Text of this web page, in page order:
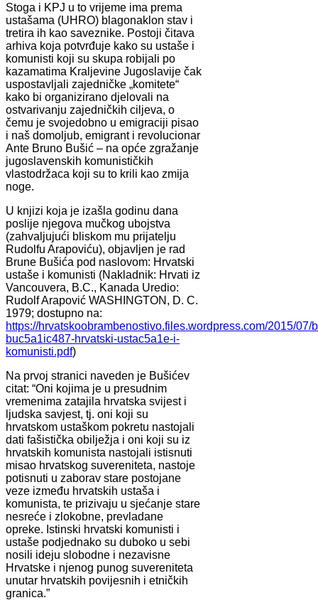
Stoga i KPJ u to vrijeme ima prema
ustašama (UHRO) blagonaklon stav i
tretira ih kao saveznike. Postoji čitava
arhiva koja potvrđuje kako su ustaše i
komunisti koji su skupa robijali po
kazamatima Kraljevine Jugoslavije čak
uspostavljali zajedničke „komitete“
kako bi organizirano djelovali na
ostvarivanju zajedničkih ciljeva, o
čemu je svojedobno u emigraciji pisao
i naš domoljub, emigrant i revolucionar
Ante Bruno Bušić – na opće zgražanje
jugoslavenskih komunističkih
vlastodržaca koji su to krili kao zmija
noge.
U knjizi koja je izašla godinu dana
poslije njegova mučkog ubojstva
(zahvaljujući bliskom mu prijatelju
Rudolfu Arapoviću), objavljen je rad
Brune Bušića pod naslovom: Hrvatski
ustaše i komunisti (Nakladnik: Hrvati iz
Vancouvera, B.C., Kanada Uredio:
Rudolf Arapović WASHINGTON, D. C.
1979; dostupno na:
https://hrvatskoobrambenostivo.files.wordpress.com/2015/07/
buc5a1ic487-hrvatski-ustac5a1e-i-
komunisti.pdf)
Na prvoj stranici naveden je Bušićev
citat: “Oni kojima je u presudnim
vremenima zatajila hrvatska svijest i
ljudska savjest, tj. oni koji su
hrvatskom ustaškom pokretu nastojali
dati fašistička obilježja i oni koji su iz
hrvatskih komunista nastojali istisnuti
misao hrvatskog suvereniteta, nastoje
potisnuti u zaborav stare postojane
veze između hrvatskih ustaša i
komunista, te prizivaju u sjećanje stare
nesreće i zlokobne, prevladane
opreke. Istinski hrvatski komunisti i
ustaše podjednako su duboko u sebi
nosili ideju slobodne i nezavisne
Hrvatske i njenog punog suvereniteta
unutar hrvatskih povijesnih i etničkih
granica.”